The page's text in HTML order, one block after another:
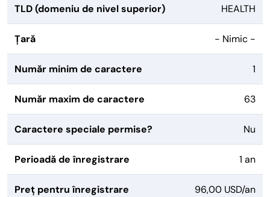
TLD (domeniu de nivel superior) HEALTH
Țară - Nimic -
Număr minim de caractere 1
Număr maxim de caractere 63
Caractere speciale permise? Nu
Perioadă de înregistrare 1 an
Preț pentru înregistrare 96,00 USD/an